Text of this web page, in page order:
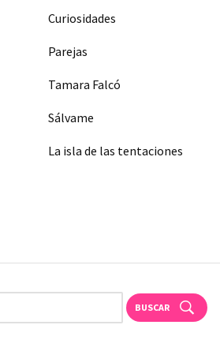
Curiosidades
Parejas
Tamara Falcó
Sálvame
La isla de las tentaciones
BUSCAR